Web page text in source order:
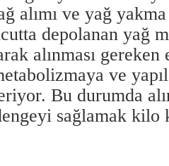
alımı ve yağ
depolanan yağ
alınması
ve
Bu durumda
sağlamak kilo